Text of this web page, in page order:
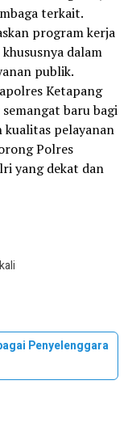
terkait.
program kerja
dalam
publik.
Ketapang
baru bagi
pelayanan
Polres
yang dekat dan
Penyelenggara